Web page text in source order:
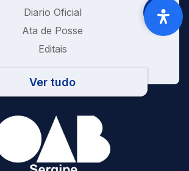
Diario Oficial
Ata de Posse
Editais
Ver tudo